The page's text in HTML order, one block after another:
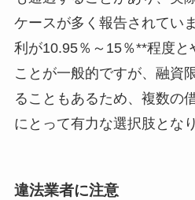
ケースが多く報告されてい
利が10.95％～15％**程度と
ことが一般的ですが、融資
ることもあるため、複数の
にとって有力な選択肢とな
違法業者に注意